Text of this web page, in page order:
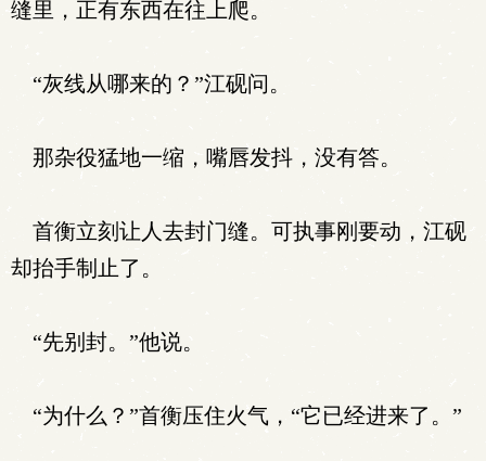
缝里，正有东西在往上爬。
“灰线从哪来的？”江砚问。
那杂役猛地一缩，嘴唇发抖，没有答。
首衡立刻让人去封门缝。可执事刚要动，江砚
却抬手制止了。
“先别封。”他说。
“为什么？”首衡压住火气，“它已经进来了。”